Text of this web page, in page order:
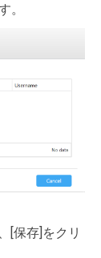
。
[保存]をクリ